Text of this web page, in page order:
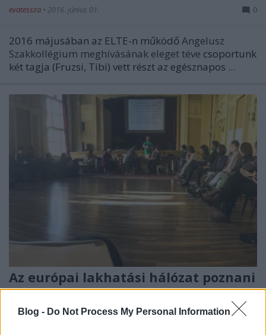
Blog - Do Not Process My Personal Information
evatessza • 2016. június 01. 0
2016 májusában az ELTE-n működő Angelusz
Szakkollégium meghívásának eleget téve csoportunk
két tagja (Fruzsi, Tibi) vett részt az egésznapos ...
Az európai lakhatási hálózat poznani
találkozója - beszámoló
evatessza• 2016. március 26.